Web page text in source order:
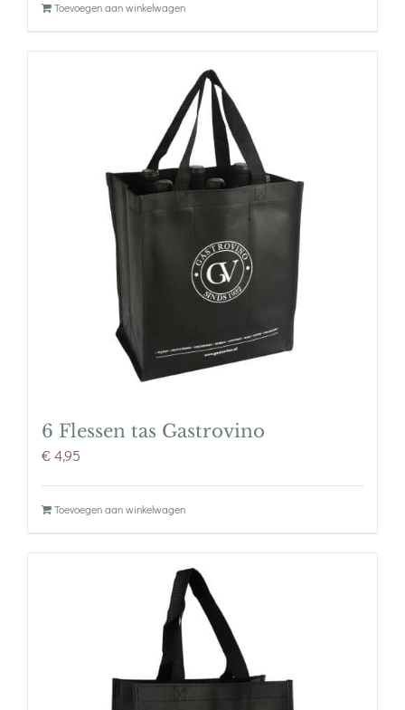
Toevoegen aan winkelwagen
6 Flessen tas Gastrovino
€4,95
Toevoegen aan winkelwagen